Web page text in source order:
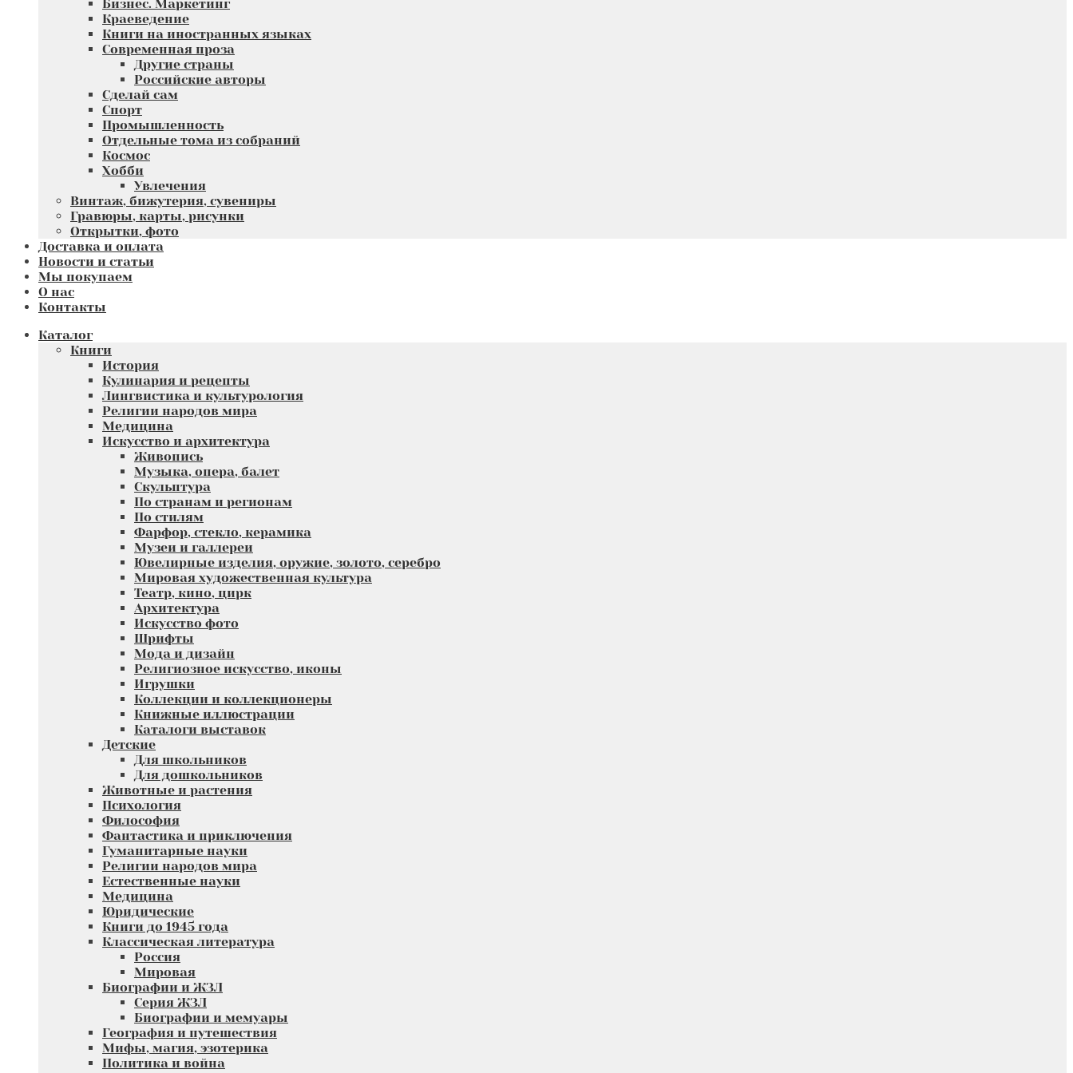
Бизнес. Маркетинг
Краеведение
Книги на иностранных языках
Современная проза
Другие страны
Российские авторы
Сделай сам
Спорт
Промышленность
Отдельные тома из собраний
Космос
Хобби
Увлечения
Винтаж, бижутерия, сувениры
Гравюры, карты, рисунки
Открытки, фото
Доставка и оплата
Новости и статьи
Мы покупаем
О нас
Контакты
Каталог
Книги
История
Кулинария и рецепты
Лингвистика и культурология
Религии народов мира
Медицина
Искусство и архитектура
Живопись
Музыка, опера, балет
Скульптура
По странам и регионам
По стилям
Фарфор, стекло, керамика
Музеи и галлереи
Ювелирные изделия, оружие, золото, серебро
Мировая художественная культура
Театр, кино, цирк
Архитектура
Искусство фото
Шрифты
Мода и дизайн
Религиозное искусство, иконы
Игрушки
Коллекции и коллекционеры
Книжные иллюстрации
Каталоги выставок
Детские
Для школьников
Для дошкольников
Животные и растения
Психология
Философия
Фантастика и приключения
Гуманитарные науки
Религии народов мира
Естественные науки
Медицина
Юридические
Книги до 1945 года
Классическая литература
Россия
Мировая
Биографии и ЖЗЛ
Серия ЖЗЛ
Биографии и мемуары
География и путешествия
Мифы, магия, эзотерика
Политика и война